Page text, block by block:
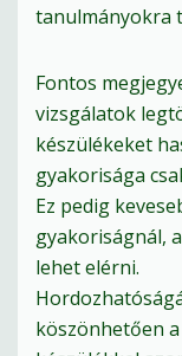
tanulmányokra
Fontos
vizsgálatok
készülékeket
gyakorisága
Ez pedig
gyakoriságnál,
lehet elérni.
köszönhetően a